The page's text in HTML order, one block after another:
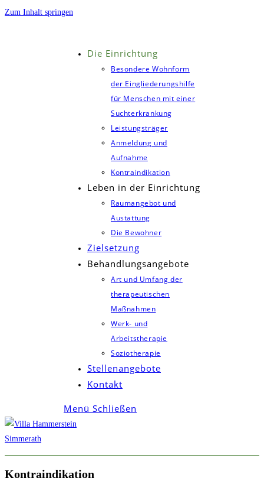
Zum Inhalt springen
Die Einrichtung
Besondere Wohnform
der Eingliederungshilfe
für Menschen mit einer
Suchterkrankung
Leistungsträger
Anmeldung und
Aufnahme
Kontraindikation
Leben in der Einrichtung
Raumangebot und
Austattung
Die Bewohner
Zielsetzung
Behandlungsangebote
Art und Umfang der
therapeutischen
Maßnahmen
Werk- und
Arbeitstherapie
Soziotherapie
Stellenangebote
Kontakt
Menü Schließen
Kontraindikation